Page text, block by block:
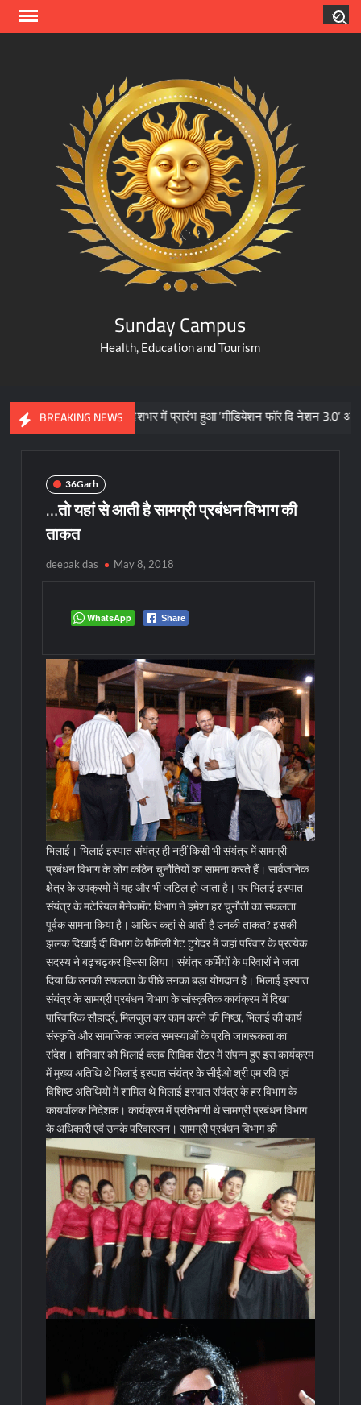
Skip
Sunday Campus
Health, Education and Tourism
BREAKING NEWS
1 अगस्त से देशभर में प्रारंभ हुआ ’मीडियेशन फॉर दि नेशन 3.0’ अभियान
36Garh
…तो यहां से आती है सामग्री प्रबंधन विभाग की
ताकत
deepak das May 8, 2018
WhatsApp Share
भिलाई। भिलाई इस्पात संयंत्र ही नहीं किसी भी संयंत्र में सामग्री
प्रबंधन विभाग के लोग कठिन चुनौतियों का सामना करते हैं। सार्वजनिक
क्षेत्र के उपक्रमों में यह और भी जटिल हो जाता है। पर भिलाई इस्पात
संयंत्र के मटेरियल मैनेजमेंट विभाग ने हमेशा हर चुनौती का सफलता
पूर्वक सामना किया है। आखिर कहां से आती है उनकी ताकत? इसकी
झलक दिखाई दी विभाग के फैमिली गेट टुगेदर में जहां परिवार के प्रत्येक
सदस्य ने बढ़चढ़कर हिस्सा लिया। संयंत्र कर्मियों के परिवारों ने जता
दिया कि उनकी सफलता के पीछे उनका बड़ा योगदान है। भिलाई इस्पात
संयंत्र के सामग्री प्रबंधन विभाग के सांस्कृतिक कार्यक्रम में दिखा
पारिवारिक सौहार्द्र, मिलजुल कर काम करने की निष्ठा, भिलाई की कार्य
संस्कृति और सामाजिक ज्वलंत समस्याओं के प्रति जागरूकता का
संदेश। शनिवार को भिलाई क्लब सिविक सेंटर में संपन्न हुए इस कार्यक्रम
में मुख्य अतिथि थे भिलाई इस्पात संयंत्र के सीईओ श्री एम रवि एवं
विशिष्ट अतिथियों में शामिल थे भिलाई इस्पात संयंत्र के हर विभाग के
कायर्पालक निदेशक। कार्यक्रम में प्रतिभागी थे सामग्री प्रबंधन विभाग
के अधिकारी एवं उनके परिवारजन। सामग्री प्रबंधन विभाग की